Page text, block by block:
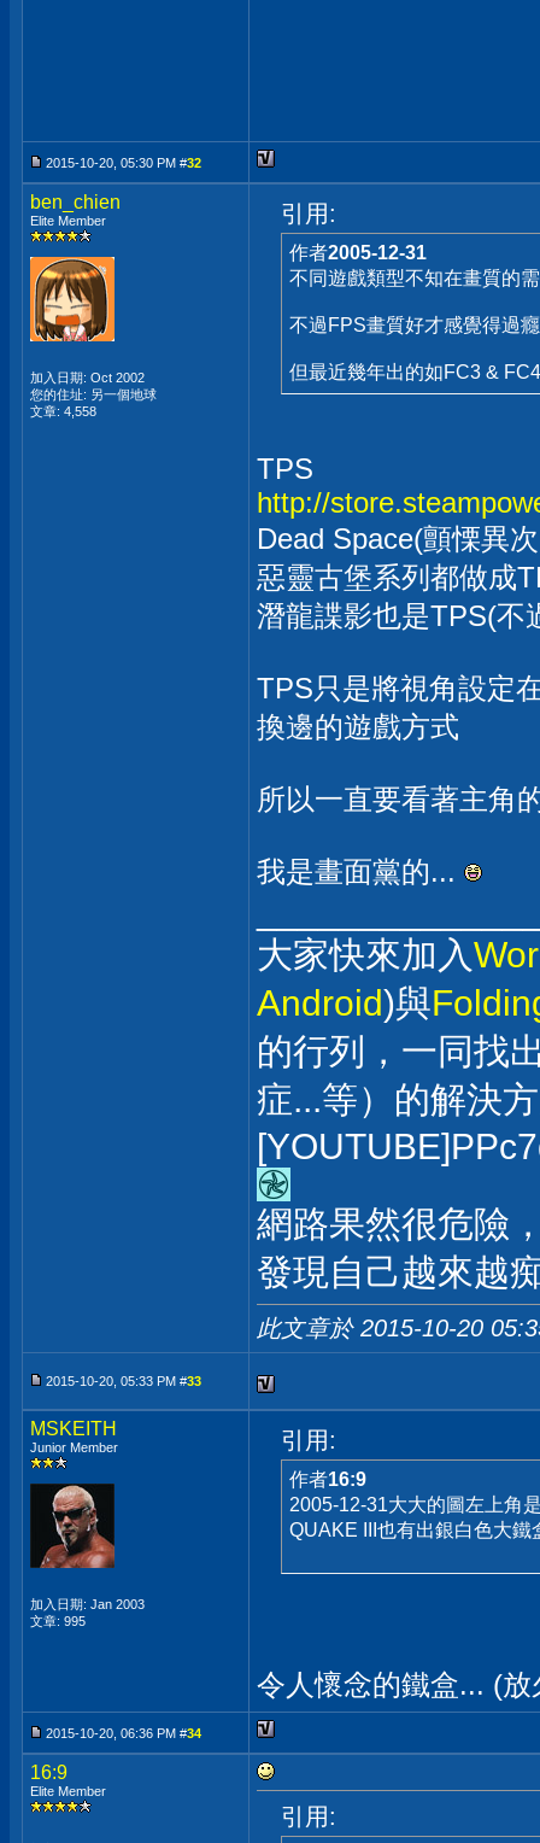
2015-10-20, 05:30 PM #32
ben_chien
Elite Member
加入日期: Oct 2002
您的住址: 另一個地球
文章: 4,558
引用:
作者2005-12-31
不同遊戲類型不知在畫質的
不過FPS畫質好才感覺得過
但最近幾年出的如FC3 &
TPS
http://
Dead Space(顫慄異
惡靈古堡系列都做成
潛龍諜影也是TPS(不
TPS只是將視角設定
換邊的遊戲方式
所以一直要看著主角
我是畫面黨的...
大家快來加入
Android)與
的行列，一同找
症...等）的解決
網路果然很危險
發現自己越來越
此文章於 2015-10-20
2015-10-20, 05:33 PM #33
MSKEITH
Junior Member
加入日期: Jan 2003
文章: 995
引用:
作者16:9
2005-12-31大大的圖左上角
QUAKE III也有出銀白色大鐵
令人懷念的鐵盒... (
2015-10-20, 06:36 PM #34
16:9
Elite Member
引用: